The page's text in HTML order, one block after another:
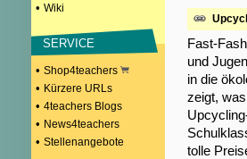
• Wiki
SERVICE
• Shop4teachers
• Kürzere URLs
• 4teachers Blogs
• News4teachers
• Stellenangebote
Fast-
und
in die
zeigt,
tolle